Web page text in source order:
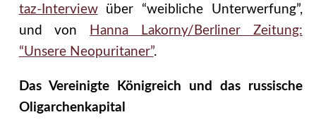
taz-Interviewüber “weibliche Unterwerfung”,
und von
Hanna Lakorny/Berliner Zeitung:
“Unsere Neopuritaner”.
Das Vereinigte Königreich und das russische
Oligarchenkapital